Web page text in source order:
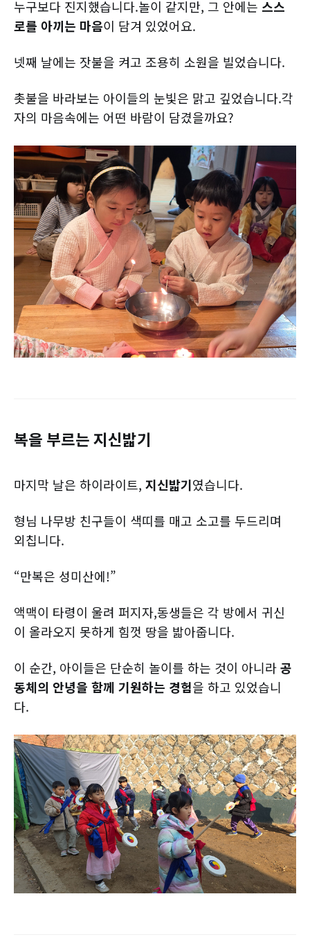
누구보다 진지했습니다.놀이 같지만, 그 안에는 스스
로를 아끼는 마음이 담겨 있었어요.
넷째 날에는 잣불을 켜고 조용히 소원을 빌었습니다.
촛불을 바라보는 아이들의 눈빛은 맑고 깊었습니다.각
자의 마음속에는 어떤 바람이 담겼을까요?
복을 부르는 지신밟기
마지막 날은 하이라이트, 지신밟기였습니다.
형님 나무방 친구들이 색띠를 매고 소고를 두드리며
외칩니다.
“만복은 성미산에!”
액맥이 타령이 울려 퍼지자,동생들은 각 방에서 귀신
이 올라오지 못하게 힘껏 땅을 밟아줍니다.
이 순간, 아이들은 단순히 놀이를 하는 것이 아니라공
동체의 안녕을 함께 기원하는 경험을 하고 있었습니
다.